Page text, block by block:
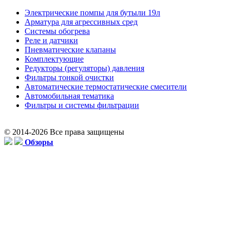
Электрические помпы для бутыли 19л
Арматура для агрессивных сред
Системы обогрева
Реле и датчики
Пневматические клапаны
Комплектующие
Редукторы (регуляторы) давления
Фильтры тонкой очистки
Автоматические термостатические смесители
Автомобильная тематика
Фильтры и системы фильтрации
© 2014-2026 Все права защищены
Обзоры